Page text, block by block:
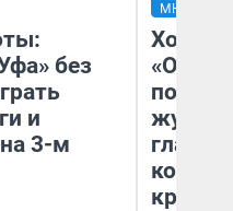
без
и
3-м
МНЕНИЕ
Хоть